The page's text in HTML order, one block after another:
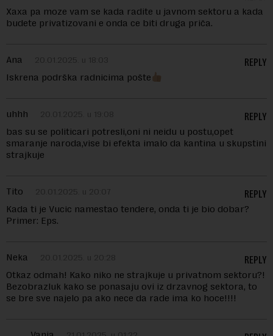
Xaxa pa moze vam se kada radite u javnom sektoru a kada
budete privatizovani e onda ce biti druga priča.
Ana 20.01.2025. u 18:03
Iskrena podrška radnicima pošte
REPLY
uhhh 20.01.2025. u 19:08
bas su se politicari potresli,oni ni neidu u postu,opet
smaranje naroda,vise bi efekta imalo da kantina u skupstini
strajkuje
REPLY
Tito 20.01.2025. u 20:07
Kada ti je Vucic namestao tendere, onda ti je bio dobar?
Primer: Eps.
REPLY
Neka 20.01.2025. u 20:28
Otkaz odmah! Kako niko ne strajkuje u privatnom sektoru?!
Bezobrazluk kako se ponasaju ovi iz drzavnog sektora, to
se bre sve najelo pa ako nece da rade ima ko hoce!!!!
REPLY